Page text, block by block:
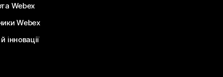
Webex
Webex
інновації